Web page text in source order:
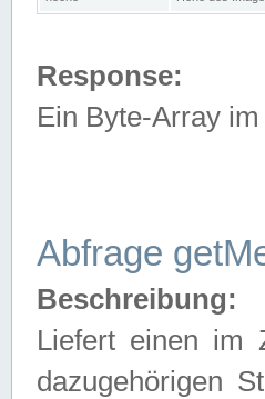
Response:
Ein Byte-Array
Abfrage
Beschreibung:
Liefert einen im
dazugehörigen